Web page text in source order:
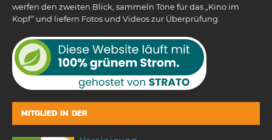
werfen den zweiten Blick, sammeln Töne für das „Kino im
Kopf“ und liefern Fotos und Videos zur Überprüfung.
MITGLIED IN DER